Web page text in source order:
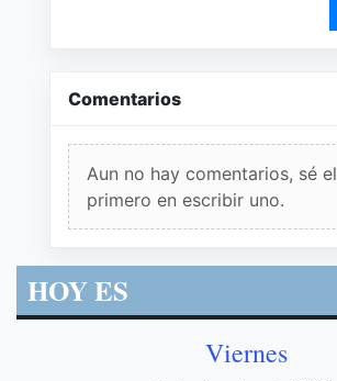
Comentarios
Aun no hay comentarios, sé el
primero en escribir uno.
HOY ES
Viernes